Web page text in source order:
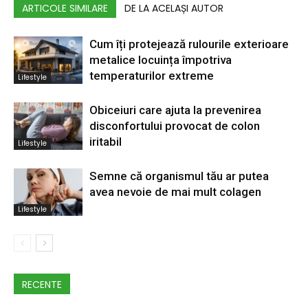
ARTICOLE SIMILARE DE LA ACELAȘI AUTOR
Lifestyle
Cum îți protejează rulourile exterioare
metalice locuința împotriva
temperaturilor extreme
Lifestyle
Obiceiuri care ajuta la prevenirea
disconfortului provocat de colon
iritabil
Lifestyle
Semne că organismul tău ar putea
avea nevoie de mai mult colagen
RECENTE